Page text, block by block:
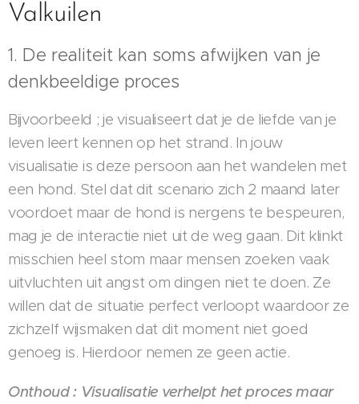
Valkuilen
1. De realiteit kan soms afwijken van je
denkbeeldige proces
Bijvoorbeeld ; je visualiseert dat je de liefde van je
leven leert kennen op het strand. In jouw
visualisatie is deze persoon aan het wandelen met
een hond. Stel dat dit scenario zich 2 maand later
voordoet maar de hond is nergens te bespeuren,
mag je de interactie niet uit de weg gaan. Dit klinkt
misschien heel stom maar mensen zoeken vaak
uitvluchten uit angst om dingen niet te doen. Ze
willen dat de situatie perfect verloopt waardoor ze
zichzelf wijsmaken dat dit moment niet goed
genoeg is. Hierdoor nemen ze geen actie.
Onthoud : Visualisatie verhelpt het proces maar